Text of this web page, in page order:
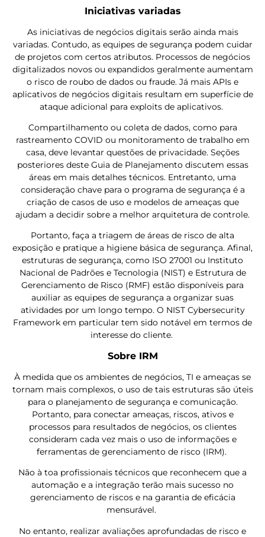
Iniciativas variadas
As iniciativas de negócios digitais serão ainda mais
variadas. Contudo, as equipes de segurança podem cuidar
de projetos com certos atributos. Processos de negócios
digitalizados novos ou expandidos geralmente aumentam
o risco de roubo de dados ou fraude. Já mais APIs e
aplicativos de negócios digitais resultam em superfície de
ataque adicional para exploits de aplicativos.
Compartilhamento ou coleta de dados, como para
rastreamento COVID ou monitoramento de trabalho em
casa, deve levantar questões de privacidade. Seções
posteriores deste Guia de Planejamento discutem essas
áreas em mais detalhes técnicos. Entretanto, uma
consideração chave para o programa de segurança é a
criação de casos de uso e modelos de ameaças que
ajudam a decidir sobre a melhor arquitetura de controle.
Portanto, faça a triagem de áreas de risco de alta
exposição e pratique a higiene básica de segurança. Afinal,
estruturas de segurança, como ISO 27001 ou Instituto
Nacional de Padrões e Tecnologia (NIST) e Estrutura de
Gerenciamento de Risco (RMF) estão disponíveis para
auxiliar as equipes de segurança a organizar suas
atividades por um longo tempo. O NIST Cybersecurity
Framework em particular tem sido notável em termos de
interesse do cliente.
Sobre IRM
À medida que os ambientes de negócios, TI e ameaças se
tornam mais complexos, o uso de tais estruturas são úteis
para o planejamento de segurança e comunicação.
Portanto, para conectar ameaças, riscos, ativos e
processos para resultados de negócios, os clientes
consideram cada vez mais o uso de informações e
ferramentas de gerenciamento de risco (IRM).
Não à toa profissionais técnicos que reconhecem que a
automação e a integração terão mais sucesso no
gerenciamento de riscos e na garantia de eficácia
mensurável.
No entanto, realizar avaliações aprofundadas de risco e